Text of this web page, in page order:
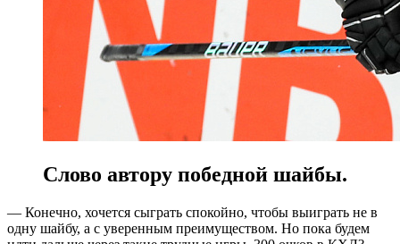
Слово автору победной шайбы.
— Конечно, хочется сыграть спокойно, чтобы выиграть не в
одну шайбу, а с уверенным преимуществом. Но пока будем